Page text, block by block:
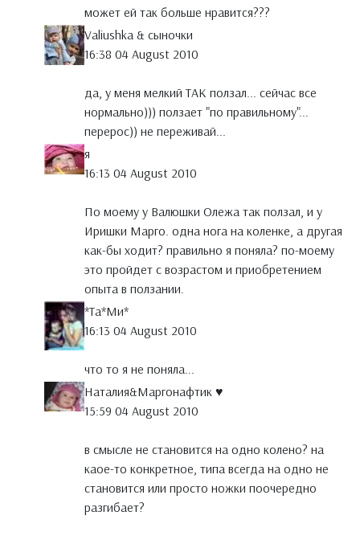
может ей так больше нравится???
Valiushka & сыночки
16:38 04 August 2010
да, у меня мелкий ТАК ползал... сейчас все
нормально))) ползает "по правильному"...
перерос)) не переживай...
я
16:13 04 August 2010
По моему у Валюшки Олежа так ползал, и у
Иришки Марго. одна нога на коленке, а другая
как-бы ходит? правильно я поняла? по-моему
это пройдет с возрастом и приобретением
опыта в ползании.
*Тa*Ми*
16:13 04 August 2010
что то я не поняла...
Наталия&Маргонафтик ♥
15:59 04 August 2010
в смысле не становится на одно колено? на
каое-то конкретное, типа всегда на одно не
становится или просто ножки поочередно
разгибает?